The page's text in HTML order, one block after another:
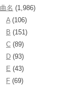
曲名 (1,986)
A(106)
B (151)
C (89)
D (93)
E (43)
F (69)